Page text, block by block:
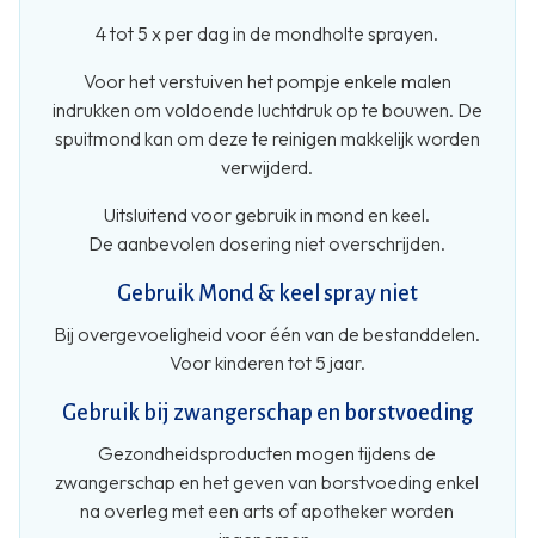
4 tot 5 x per dag in de mondholte sprayen.
Voor het verstuiven het pompje enkele malen
indrukken om voldoende luchtdruk op te bouwen. De
spuitmond kan om deze te reinigen makkelijk worden
verwijderd.
Uitsluitend voor gebruik in mond en keel.
⁠De aanbevolen dosering niet overschrijden.
Gebruik Mond & keel spray niet
Bij overgevoeligheid voor één van de bestanddelen.
Voor kinderen tot 5 jaar.
Gebruik bij zwangerschap en borstvoeding
Gezondheidsproducten mogen tijdens de
zwangerschap en het geven van borstvoeding enkel
na overleg met een arts of apotheker worden